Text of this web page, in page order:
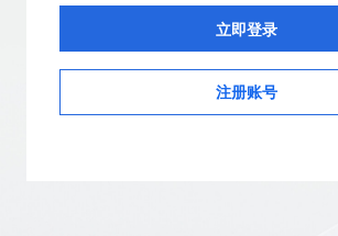
注册账号